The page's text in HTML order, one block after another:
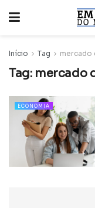
Início Tag mercado
Tag: mercado
ECONOMIA